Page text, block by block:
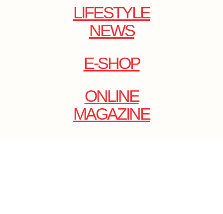
LIFESTYLE
NEWS
E-SHOP
ONLINE
MAGAZINE